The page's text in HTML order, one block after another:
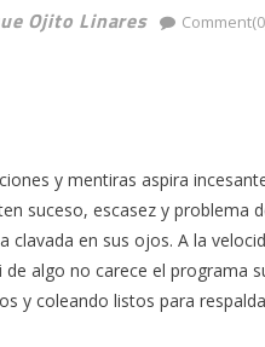
Ojito Linares
y mentiras aspira
suceso, escasez y problema
clavada en sus ojos. A la
algo no carece el programa
y coleando listos para